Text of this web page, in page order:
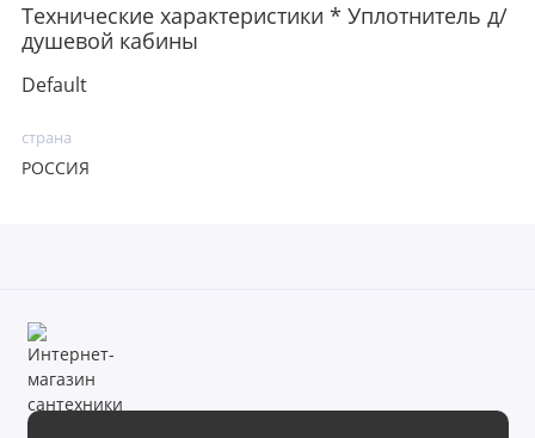
Технические характеристики * Уплотнитель д/
душевой кабины
Default
страна
РОССИЯ